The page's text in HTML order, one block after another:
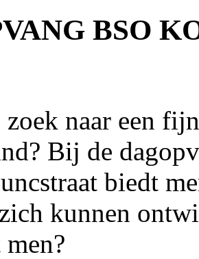
BSO
naar een
Bij de
biedt
kunnen